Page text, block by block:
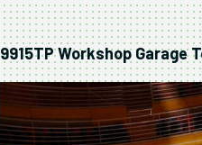
9915TP Workshop Garage